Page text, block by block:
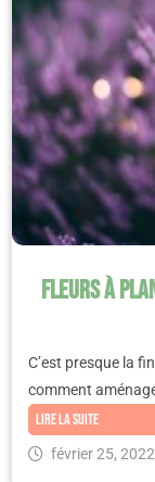
Fleurs à
C’est presque la
comment
Lire la suite
février 25, 2022